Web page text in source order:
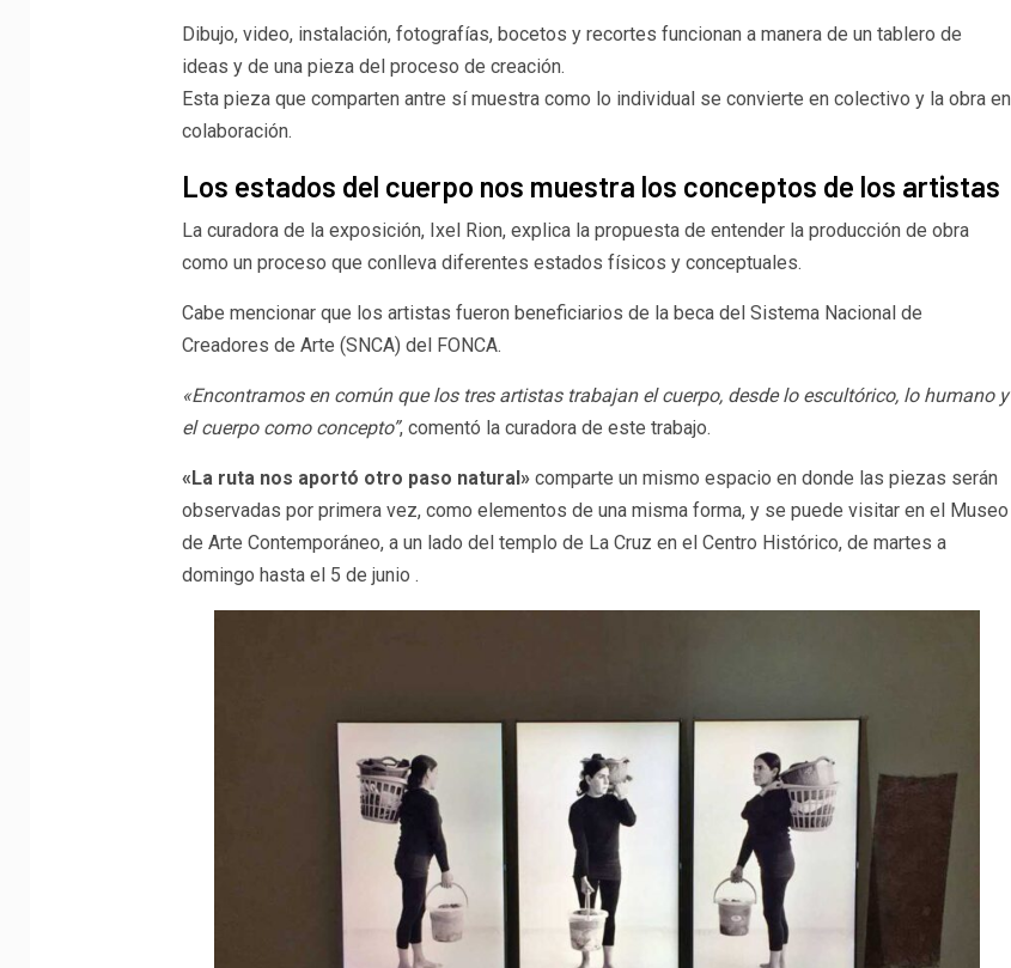
Dibujo, video, instalación, fotografías, bocetos y recortes funcionan a manera de un tablero de
ideas y de una pieza del proceso de creación.
Esta pieza que comparten antre sí muestra como lo individual se convierte en colectivo y la obra en
colaboración.
Los estados del cuerpo nos muestra los conceptos de los artistas
La curadora de la exposición, Ixel Rion, explica la propuesta de entender la producción de obra
como un proceso que conlleva diferentes estados físicos y conceptuales.
Cabe mencionar que los artistas fueron beneficiarios de la beca del Sistema Nacional de
Creadores de Arte (SNCA) del FONCA.
«Encontramos en común que los tres artistas trabajan el cuerpo, desde lo escultórico, lo humano y
el cuerpo como concepto”, comentó la curadora de este trabajo.
«La ruta nos aportó otro paso natural»comparte un mismo espacio en donde las piezas serán
observadas por primera vez, como elementos de una misma forma, y se puede visitar en el Museo
de Arte Contemporáneo, a un lado del templo de La Cruz en el Centro Histórico, de martes a
domingo hasta el 5 de junio .